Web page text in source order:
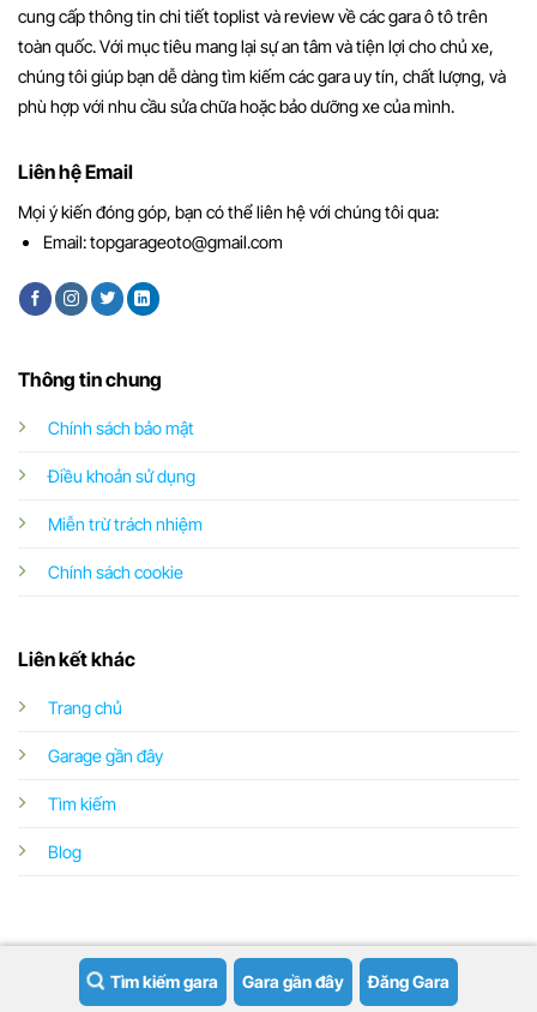
cung cấp thông tin chi tiết toplist và review về các gara ô tô trên
toàn quốc. Với mục tiêu mang lại sự an tâm và tiện lợi cho chủ xe,
chúng tôi giúp bạn dễ dàng tìm kiếm các gara uy tín, chất lượng, và
phù hợp với nhu cầu sửa chữa hoặc bảo dưỡng xe của mình.
Thông tin chung
Chính sách bảo mật
Điều khoản sử dụng
Miễn trừ trách nhiệm
Chính sách cookie
Liên kết khác
Trang chủ
Garage gần đây
Tìm kiếm
Blog
Liên hệ Email
Mọi ý kiến đóng góp, bạn có thể liên hệ với chúng tôi qua:
Email:topgarageoto@gmail.com
Copyright 2026 ©Garageoto.vn
Tìm kiếm gara Gara gần đây Đăng Gara